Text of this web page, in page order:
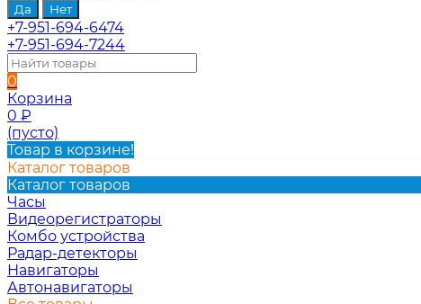
+7-951-694-6474
+7-951-694-7244
0
Корзина
0 ₽
(пусто)
Товар в корзине!
Каталог товаров
Каталог товаров
Часы
Видеорегистраторы
Комбо устройства
Радар-детекторы
Навигаторы
Автонавигаторы